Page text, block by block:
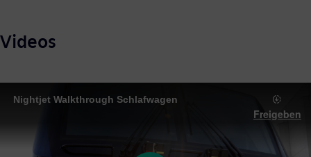
Videos
Nightjet Walkthrough Schlafwagen
Freigeben